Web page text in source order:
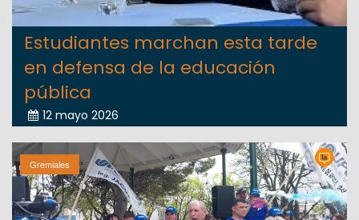
Estudiantes marchan esta tarde
en defensa de la educación
pública
12 mayo 2026
Gremiales